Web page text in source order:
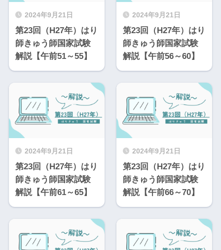
2024年9月21日
第23回（H27年）はり
師きゅう師国家試験
解説【午前51～55】
2024年9月21日
第23回（H27年）はり
師きゅう師国家試験
解説【午前56～60】
2024年9月21日
第23回（H27年）はり
師きゅう師国家試験
解説【午前61～65】
2024年9月21日
第23回（H27年）はり
師きゅう師国家試験
解説【午前66～70】